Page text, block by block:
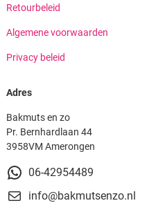
Retourbeleid
Algemene voorwaarden
Privacy beleid
Adres
Bakmuts en zo
Pr. Bernhardlaan 44
3958VM Amerongen
06-42954489
info@bakmutsenzo.nl